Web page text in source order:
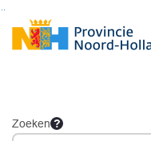
Ga naar de inhoud van deze pagina
Ga naar het zoeken
Ga naar het menu
Zoeken